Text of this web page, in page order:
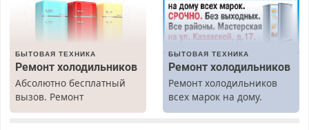
работы любой.
Бесплатное проживание.
З/п – до 96000 рублей до
Ежемесячно
выплачивается денежная
премия. Возможно
бесплатное обучение,
получение документов,
БЫТОВАЯ ТЕХНИКА
Ремонт холодильников
Абсолютно бесплатный
вызов. Ремонт
холодильников всех
БЫТОВАЯ ТЕХНИКА
Ремонт холодильников
Ремонт холодильников
всех марок на дому.